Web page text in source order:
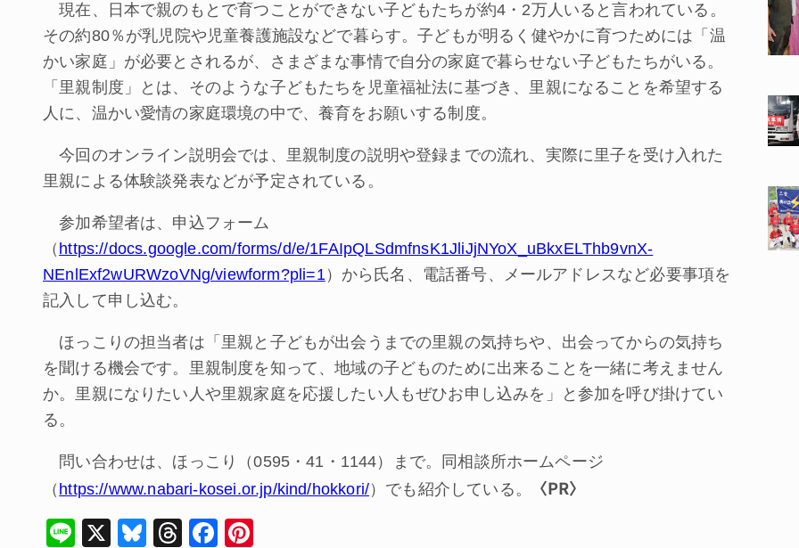
現在、日本で親のもとで育つことができない子どもたちが約4・2万人いると言われている。
その約80％が乳児院や児童養護施設などで暮らす。子どもが明るく健やかに育つためには「温
かい家庭」が必要とされるが、さまざまな事情で自分の家庭で暮らせない子どもたちがいる。
「里親制度」とは、そのような子どもたちを児童福祉法に基づき、里親になることを希望する
人に、温かい愛情の家庭環境の中で、養育をお願いする制度。
今回のオンライン説明会では、里親制度の説明や登録までの流れ、実際に里子を受け入れた
里親による体験談発表などが予定されている。
参加希望者は、申込フォーム
（ https://docs.google.com/forms/d/e/1FAIpQLSdmfnsK1JliJjNYoX_uBkxELThb9vnX-
NEnlExf2wURWzoVNg/viewform?pli=1）から氏名、電話番号、メールアドレスなど必要事項を
記入して申し込む。
ほっこりの担当者は「里親と子どもが出会うまでの里親の気持ちや、出会ってからの気持ち
を聞ける機会です。里親制度を知って、地域の子どものために出来ることを一緒に考えません
か。里親になりたい人や里親家庭を応援したい人もぜひお申し込みを」と参加を呼び掛けてい
る。
問い合わせは、ほっこり（0595・41・1144）まで。同相談所ホームページ
（ https://www.nabari-kosei.or.jp/kind/hokkori/）でも紹介している。 〈PR〉
Li
X
Bl
T
F